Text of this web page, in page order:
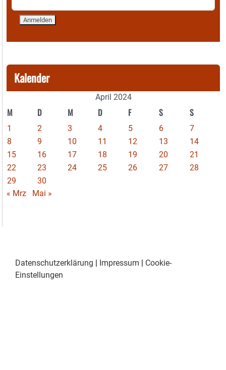
Kalender
April 2024
M D M D F S S
1 2 3 4 5 6
7
8
9 10 11 12 13
14
15
16 17 18 19 20
21
22
23 24 25 26 27
28
29
30
« Mrz
Mai »
Datenschutzerklärung Impressum
Cookie-
Einstellungen